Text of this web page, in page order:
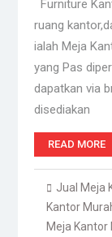
Furniture
ruang
ialah Meja
yang Pas
dapatkan via
disediakan
READ MORE
Jual Meja
Kantor
Meja